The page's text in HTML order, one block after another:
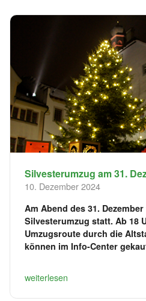
Silvesterumzug am 31.
10. Dezember 2024
Am Abend des 31.
Silvesterumzug statt. Ab 18
Umzugsroute durch die
können im Info-Center
weiterlesen